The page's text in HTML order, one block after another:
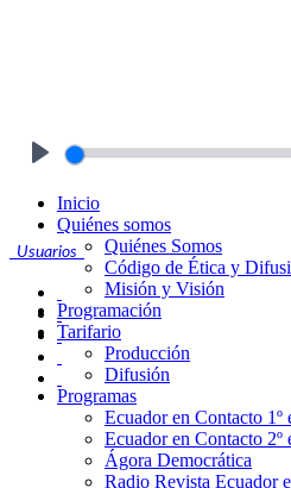
Usuarios
Inicio
Quiénes somos
Quiénes Somos
Código de Ética y
Misión y Visión
Programación
Tarifario
Producción
Difusión
Programas
Ecuador en Contacto 1º
Ecuador en Contacto 2º
Ágora Democrática
Radio Revista Ecuador